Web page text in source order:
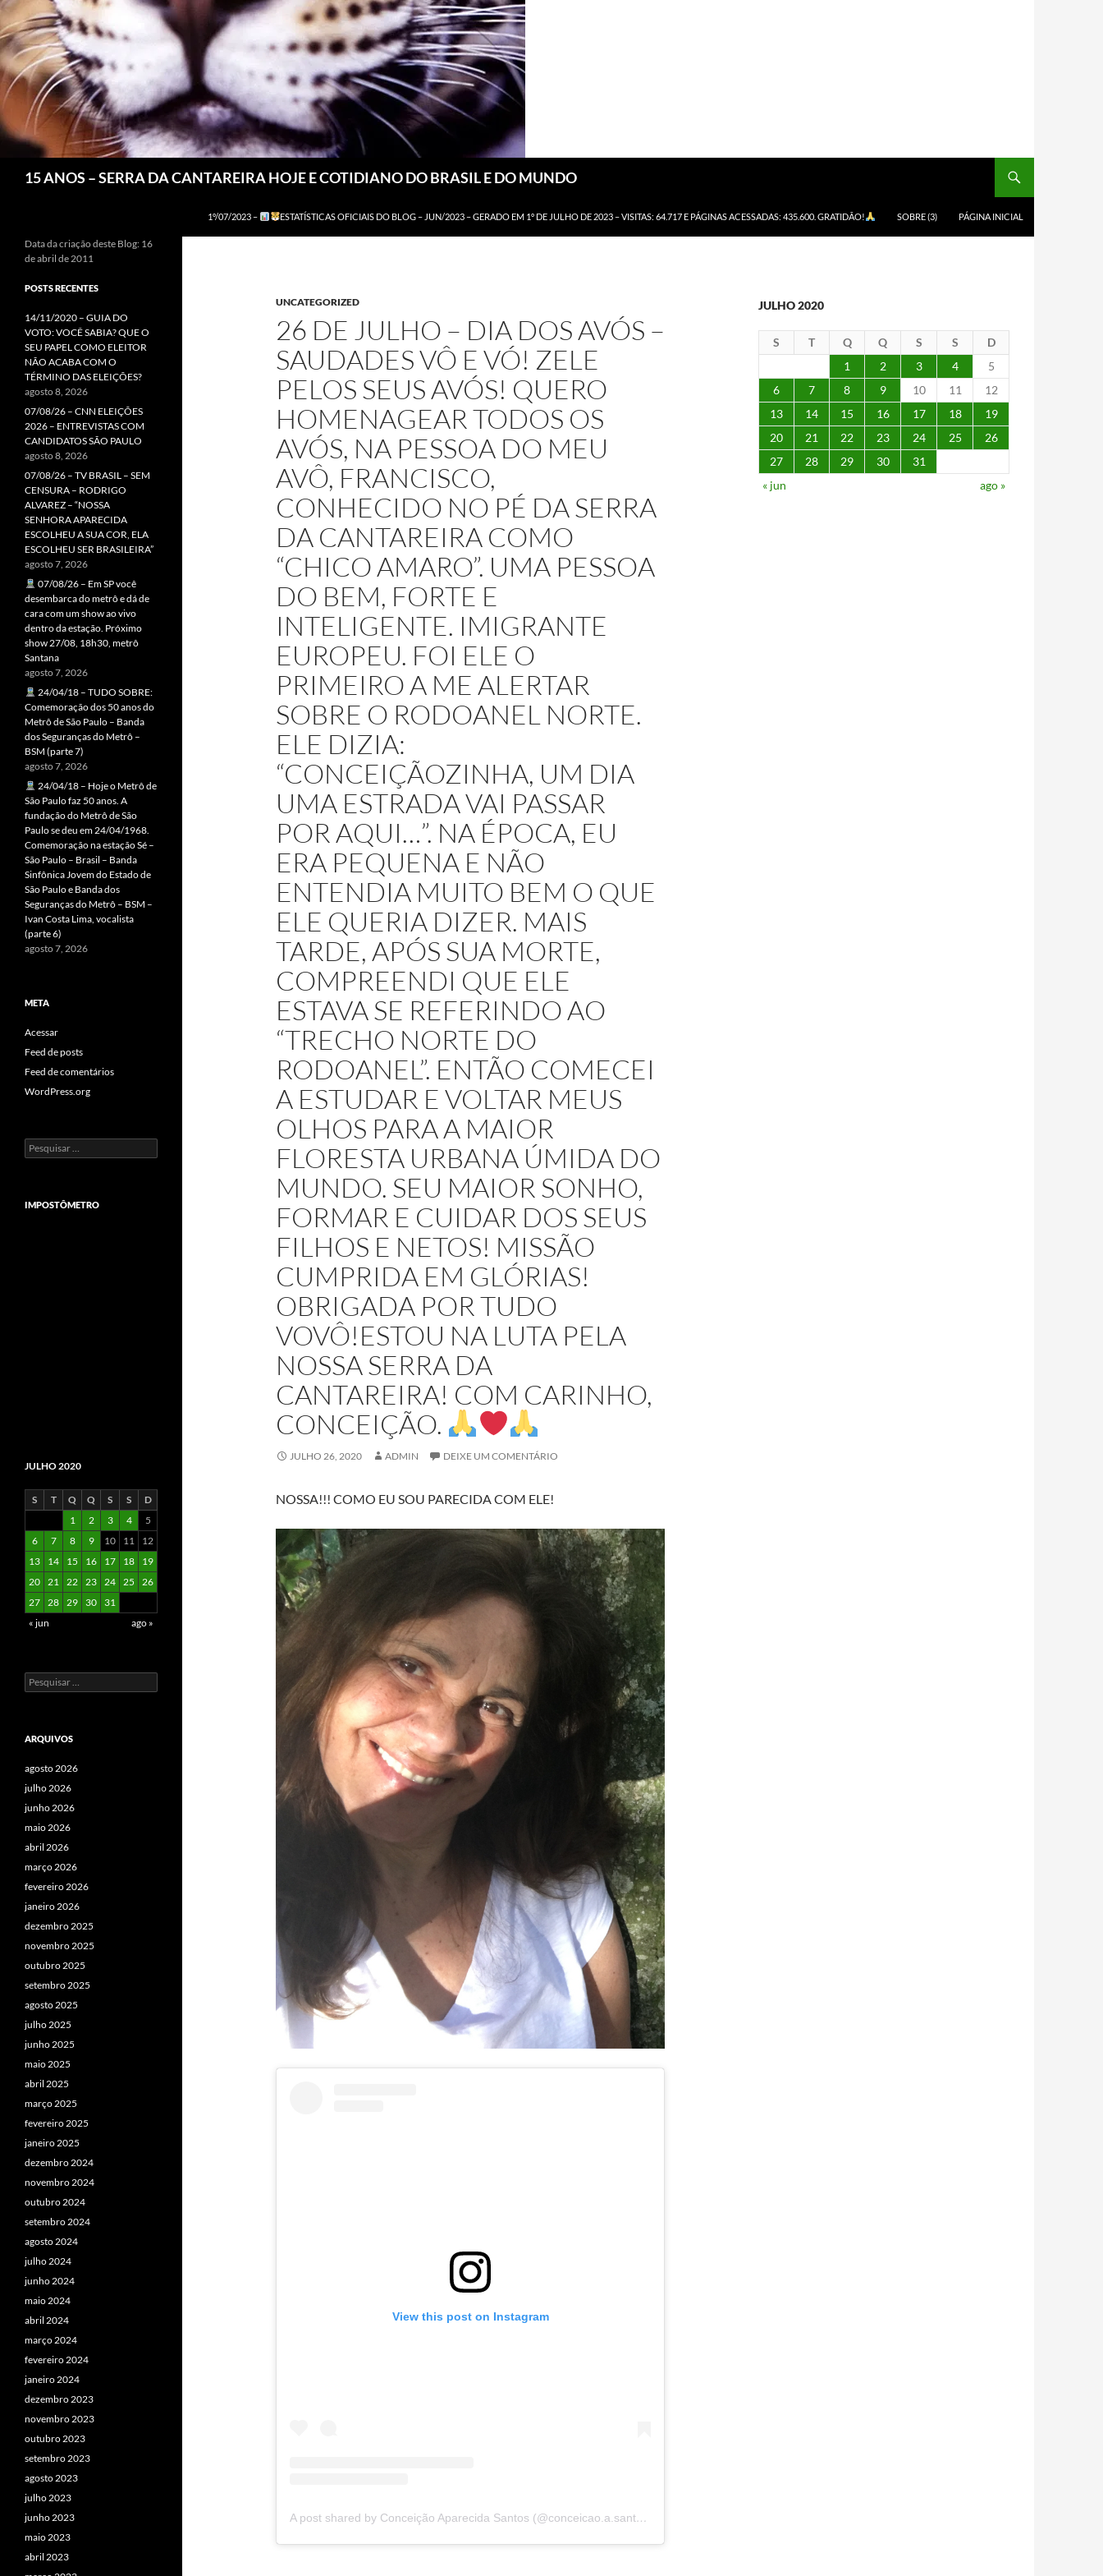
15 ANOS – SERRA DA CANTAREIRA HOJE E COTIDIANO DO BRASIL E DO MUNDO
1º/07/2023 – ESTATÍSTICAS OFICIAIS DO BLOG – JUN/2023 – GERADO EM 1º DE JULHO DE 2023 – VISITAS: 64.717 E PÁGINAS ACESSADAS: 435.600. GRATIDÃO! SOBRE (3) PÁGINA INICIAL
UNCATEGORIZED
26 DE JULHO – DIA DOS AVÓS –
SAUDADES VÔ E VÓ! ZELE
PELOS SEUS AVÓS! QUERO
HOMENAGEAR TODOS OS
AVÓS, NA PESSOA DO MEU
AVÔ, FRANCISCO,
CONHECIDO NO PÉ DA SERRA
DA CANTAREIRA COMO
“CHICO AMARO”. UMA PESSOA
DO BEM, FORTE E
INTELIGENTE. IMIGRANTE
EUROPEU. FOI ELE O
PRIMEIRO A ME ALERTAR
SOBRE O RODOANEL NORTE.
ELE DIZIA:
“CONCEIÇÃOZINHA, UM DIA
UMA ESTRADA VAI PASSAR
POR AQUI…”. NA ÉPOCA, EU
ERA PEQUENA E NÃO
ENTENDIA MUITO BEM O QUE
ELE QUERIA DIZER. MAIS
TARDE, APÓS SUA MORTE,
COMPREENDI QUE ELE
ESTAVA SE REFERINDO AO
“TRECHO NORTE DO
RODOANEL”. ENTÃO COMECEI
A ESTUDAR E VOLTAR MEUS
OLHOS PARA A MAIOR
FLORESTA URBANA ÚMIDA DO
MUNDO. SEU MAIOR SONHO,
FORMAR E CUIDAR DOS SEUS
FILHOS E NETOS! MISSÃO
CUMPRIDA EM GLÓRIAS!
OBRIGADA POR TUDO
VOVÔ!ESTOU NA LUTA PELA
NOSSA SERRA DA
CANTAREIRA! COM CARINHO,
CONCEIÇÃO.
JULHO 26, 2020 ADMIN DEIXE UM COMENTÁRIO
NOSSA!!! COMO EU SOU PARECIDA COM ELE!
View this post on Instagram
A post shared by Conceição Aparecida Santos (@conceicao.a.santos)
JULHO 2020
S T Q Q S S
D
1
2 3 4
5
6
7 8 9 10 11
12
13
14 15 16 17 18
19
20
21 22 23 24 25
26
27
28 29 30
31
« jun
ago »
Data da criação deste Blog: 16
de abril de 2011
POSTS RECENTES
14/11/2020 – GUIA DO
VOTO: VOCÊ SABIA? QUE O
SEU PAPEL COMO ELEITOR
NÃO ACABA COM O
TÉRMINO DAS ELEIÇÕES?
agosto 8, 2026
07/08/26 – CNN ELEIÇÕES
2026 – ENTREVISTAS COM
CANDIDATOS SÃO PAULO
agosto 8, 2026
07/08/26 – TV BRASIL – SEM
CENSURA – RODRIGO
ALVAREZ – “NOSSA
SENHORA APARECIDA
ESCOLHEU A SUA COR, ELA
ESCOLHEU SER BRASILEIRA”
agosto 7, 2026
07/08/26 – Em SP você
desembarca do metrô e dá de
cara com um show ao vivo
dentro da estação. Próximo
show 27/08, 18h30, metrô
Santana
agosto 7, 2026
24/04/18 – TUDO SOBRE:
Comemoração dos 50 anos do
Metrô de São Paulo – Banda
dos Seguranças do Metrô –
BSM (parte 7)
agosto 7, 2026
24/04/18 – Hoje o Metrô de
São Paulo faz 50 anos. A
fundação do Metrô de São
Paulo se deu em 24/04/1968.
Comemoração na estação Sé –
São Paulo – Brasil – Banda
Sinfônica Jovem do Estado de
São Paulo e Banda dos
Seguranças do Metrô – BSM –
Ivan Costa Lima, vocalista
(parte 6)
agosto 7, 2026
META
Acessar
Feed de posts
Feed de comentários
WordPress.org
Pesquisar
por:
IMPOSTÔMETRO
JULHO 2020
S T Q Q S S
D
1
2 3 4
5
6
7 8 9 10 11
12
13
14 15 16 17 18
19
20 21 22 23 24 25
26
27 28 29 30
31
« jun
ago »
Pesquisar
por:
ARQUIVOS
agosto 2026
julho 2026
junho 2026
maio 2026
abril 2026
março 2026
fevereiro 2026
janeiro 2026
dezembro 2025
novembro 2025
outubro 2025
setembro 2025
agosto 2025
julho 2025
junho 2025
maio 2025
abril 2025
março 2025
fevereiro 2025
janeiro 2025
dezembro 2024
novembro 2024
outubro 2024
setembro 2024
agosto 2024
julho 2024
junho 2024
maio 2024
abril 2024
março 2024
fevereiro 2024
janeiro 2024
dezembro 2023
novembro 2023
outubro 2023
setembro 2023
agosto 2023
julho 2023
junho 2023
maio 2023
abril 2023